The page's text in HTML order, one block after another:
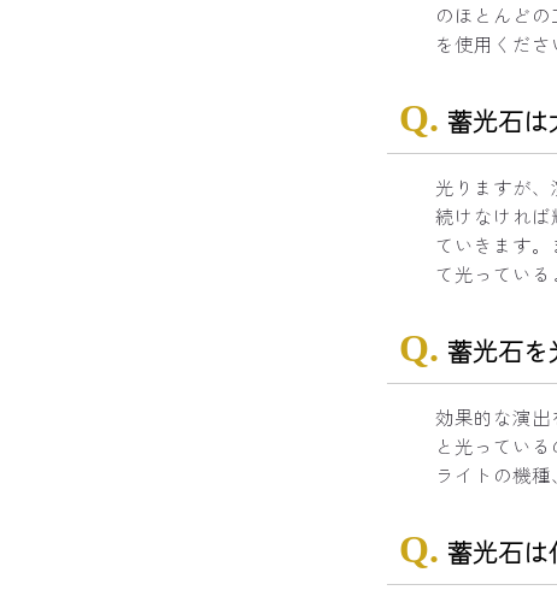
のほとんど
を使用くださ
蓄光石は
光りますが
続けなければ
ていきます
て光っている
蓄光石
効果的な演出
と光ってい
ライトの機種
蓄光石